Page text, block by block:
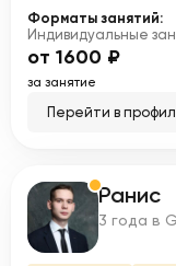
Форматы занятий:
Индивидуальные
от 1600 ₽
за занятие
Перейти в
Р Ранис
3 года в